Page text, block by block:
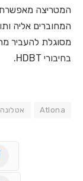
המחוברים אליה
בחיבורי HDBT.
Atlona אטלונה